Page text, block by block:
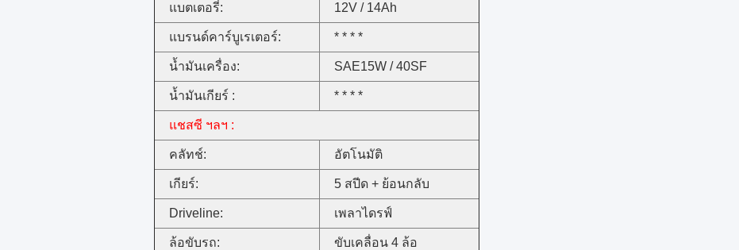
แบตเตอรี่: 12V / 14Ah
แบรนด์คาร์บูเรเตอร์: * * * *
น้ำมันเครื่อง: SAE15W / 40SF
น้ำมันเกียร์ : * * * *
แชสซี ฯลฯ :
คลัทช์: อัตโนมัติ
เกียร์: 5 สปีด + ย้อนกลับ
Driveline: เพลาไดรฟ์
ล้อขับรถ: ขับเคลื่อน 4 ล้อ